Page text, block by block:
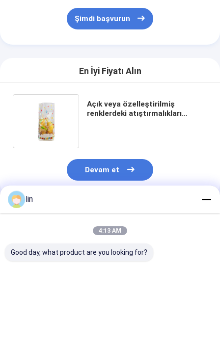
Şimdi başvurun
En İyi Fiyatı Alın
Açık veya özelleştirilmiş
renklerdeki atıştırmalıkları
Devam et
Önerilen Ürünler
lin
4:13 AM
Good day, what product are you looking for?